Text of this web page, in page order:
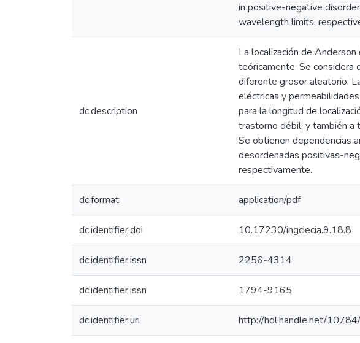
in positive-negative
wavelength limits,
dc.description
La localización de
teóricamente. Se considera
diferente grosor aleatorio.
eléctricas y
para la longitud de
trastorno débil, y también a
Se obtienen dependencias
desordenadas positivas-
respectivamente.
dc.format application/pdf
dc.identifier.doi 10.17230/ingciecia.9.18.8
dc.identifier.issn 2256-4314
dc.identifier.issn 1794-9165
dc.identifier.uri http://hdl.handle.net/